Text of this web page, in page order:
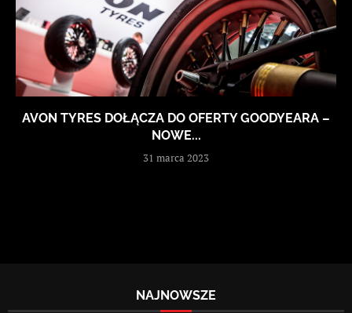
AVON TYRES DOŁĄCZA DO OFERTY GOODYEARA –
NOWE...
31 marca 2023
NAJNOWSZE